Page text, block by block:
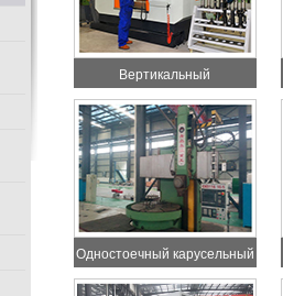
Вертикальный
обрабатывающий центр с
числовым программным
управлением
Одностоечный карусельный
токарный станок с числовым